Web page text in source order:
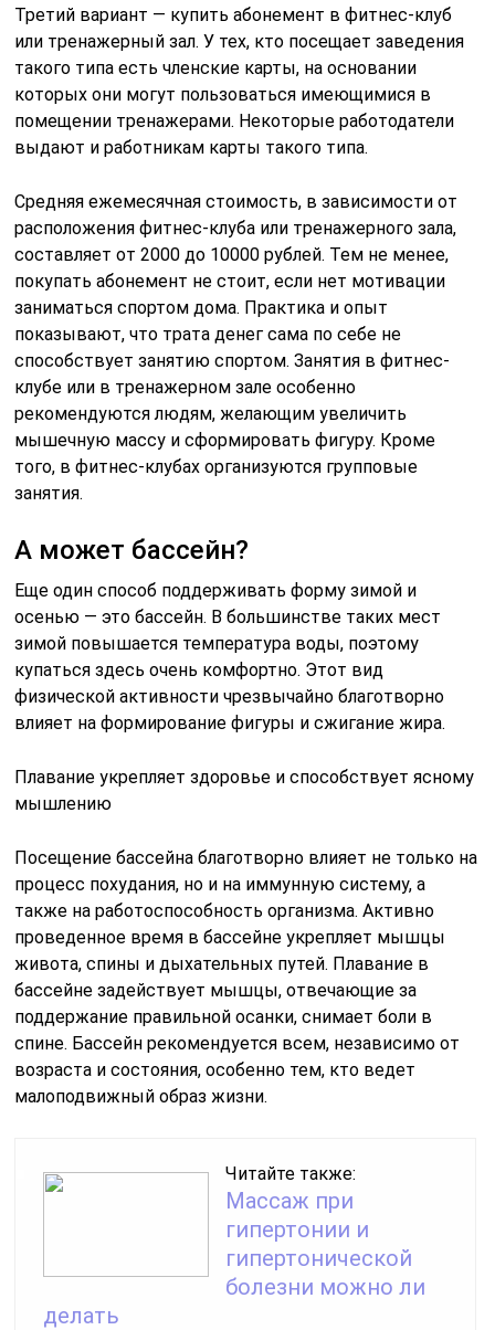
Третий вариант — купить абонемент в фитнес-клуб
или тренажерный зал. У тех, кто посещает заведения
такого типа есть членские карты, на основании
которых они могут пользоваться имеющимися в
помещении тренажерами. Некоторые работодатели
выдают и работникам карты такого типа.
Средняя ежемесячная стоимость, в зависимости от
расположения фитнес-клуба или тренажерного зала,
составляет от 2000 до 10000 рублей. Тем не менее,
покупать абонемент не стоит, если нет мотивации
заниматься спортом дома. Практика и опыт
показывают, что трата денег сама по себе не
способствует занятию спортом. Занятия в фитнес-
клубе или в тренажерном зале особенно
рекомендуются людям, желающим увеличить
мышечную массу и сформировать фигуру. Кроме
того, в фитнес-клубах организуются групповые
занятия.
А может бассейн?
Еще один способ поддерживать форму зимой и
осенью — это бассейн. В большинстве таких мест
зимой повышается температура воды, поэтому
купаться здесь очень комфортно. Этот вид
физической активности чрезвычайно благотворно
влияет на формирование фигуры и сжигание жира.
Плавание укрепляет здоровье и способствует ясному
мышлению
Посещение бассейна благотворно влияет не только на
процесс похудания, но и на иммунную систему, а
также на работоспособность организма. Активно
проведенное время в бассейне укрепляет мышцы
живота, спины и дыхательных путей. Плавание в
бассейне задействует мышцы, отвечающие за
поддержание правильной осанки, снимает боли в
спине. Бассейн рекомендуется всем, независимо от
возраста и состояния, особенно тем, кто ведет
малоподвижный образ жизни.
Читайте также:
Массаж при
гипертонии и
гипертонической
болезни можно ли
делать